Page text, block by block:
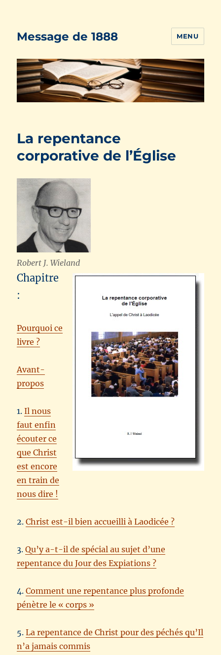
Message de 1888 MENU
La repentance
corporative de l’Église
Robert J. Wieland
Chapitre
:
Pourquoi ce
livre ?
Avant-
propos
1.Il nous
faut enfin
écouter ce
que Christ
est encore
en train de
nous dire !
2.Christ est-il bien accueilli à Laodicée ?
3.Qu’y a-t-il de spécial au sujet d’une
repentance du Jour des Expiations ?
4.Comment une repentance plus profonde
pénètre le « corps »
5.La repentance de Christ pour des péchés qu’Il
n’a jamais commis